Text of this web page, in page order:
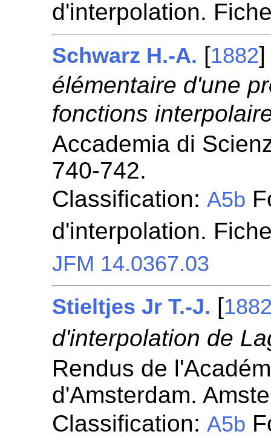
d'interpolation.
Schwarz H.-A. [1882
élémentaire d'une
fonctions
Accademia di
740-742.
Classification:A5b
d'interpolation.
JFM 14.0367.03
Stieltjes Jr T.-J. [
d'interpolation de
Rendus de
d'Amsterdam.
Classification:A5b